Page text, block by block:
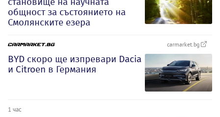
общност за състоянието на
Смолянските езера
carmarket.bg
BYD скоро ще изпревари Dacia
и Citroеn в Германия
1 час